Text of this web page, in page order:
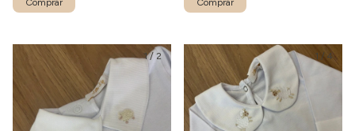
1/ 2 1 / 4